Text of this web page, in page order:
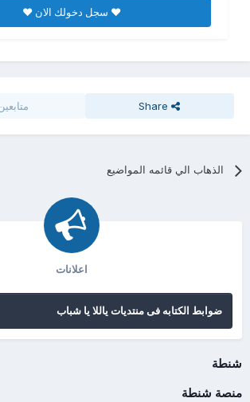
♥ سجل دخولك الان ♥
Share متابعين
الذهاب الي قائمه المواضيع
اعلانات
ضوابط الكتابه فى منتديات ياللا يا شباب
شنطة
منصة شنطة